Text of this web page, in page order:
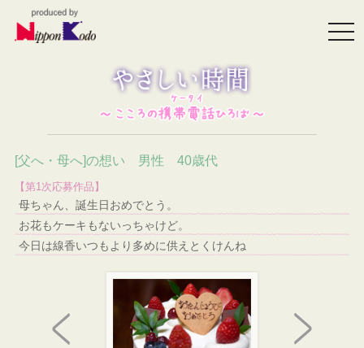
[父へ・母へ]の想い 男性 40歳代
【第1次応募作品】
母ちゃん、誕生日おめでとう。
お花もケーキもないっちゃけど。
今日は線香いつもより多めに供えとくけんね